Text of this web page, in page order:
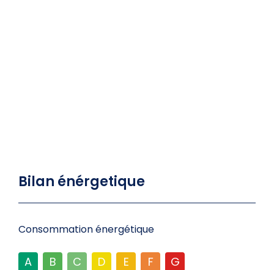
Bilan énérgetique
Consommation énergétique
A B C D E F G